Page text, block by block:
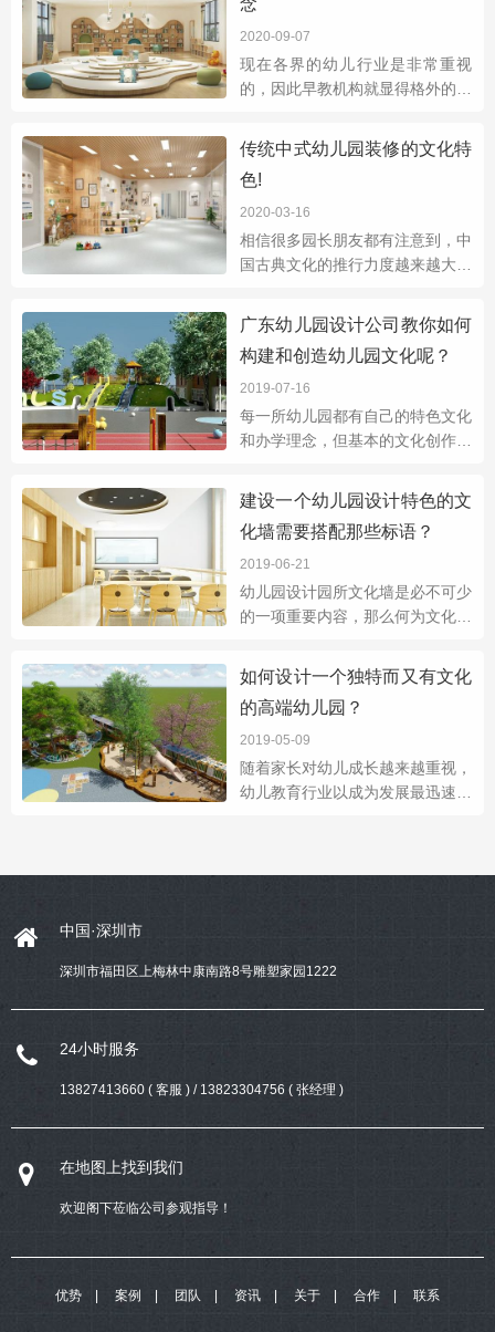
类型不同，所
念
2020-09-07
现在各界的幼儿行业是非常重视
的，因此早教机构就显得格外的重
计是重中之重，早教中心装修设计
文化理念将是吸引孩子和父母的根
本。 由于早
传统中式幼儿园装修的文化特
色!
2020-03-16
相信很多园长朋友都有注意到，中
国古典文化的推行力度越来越大，
很多幼儿园装修风格开始复古，追
求中式装修风格；在深圳就有许多
的幼儿园装
广东幼儿园设计公司教你如何
构建和创造幼儿园文化呢？
2019-07-16
每一所幼儿园都有自己的特色文化
和办学理念，但基本的文化创作需
儿内容。那么，如何构建和创造幼
儿园文化呢？就让我们来了解一下
将如何在幼儿
建设一个幼儿园设计特色的文
化墙需要搭配那些标语？
2019-06-21
幼儿园设计园所文化墙是必不可少
的一项重要内容，那么何为文化墙
化与办学理念的墙面，它对外有着
展示宣传作用，对内有一种时刻警
示与警醒的作用
如何设计一个独特而又有文化
的高端幼儿园？
2019-05-09
随着家长对幼儿成长越来越重视，
幼儿教育行业以成为发展最迅速的
中国·深圳市
深圳市福田区上梅林中康南路8号雕塑家园1222
24小时服务
13827413660 ( 客服 ) / 13823304756 ( 张经理 )
在地图上找到我们
欢迎阁下莅临公司参观指导！
优势 案例 团队 资讯 关于 合作 联系